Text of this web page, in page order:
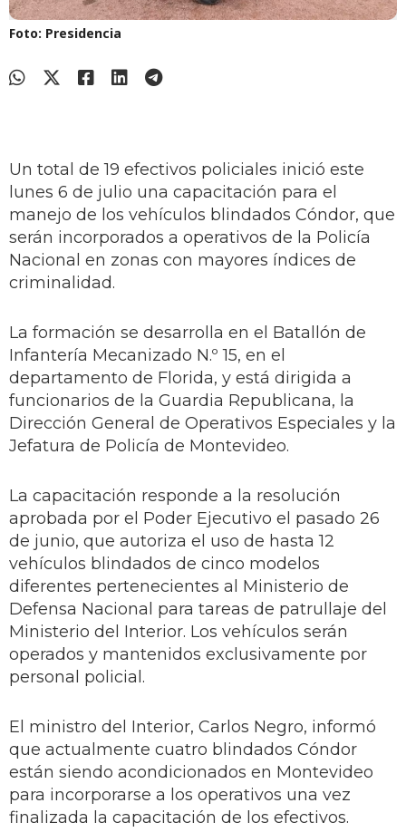
Foto: Presidencia
Un total de 19 efectivos policiales inició este
lunes 6 de julio una capacitación para el
manejo de los vehículos blindados Cóndor, que
serán incorporados a operativos de la Policía
Nacional en zonas con mayores índices de
criminalidad.
La formación se desarrolla en el Batallón de
Infantería Mecanizado N.º 15, en el
departamento de Florida, y está dirigida a
funcionarios de la Guardia Republicana, la
Dirección General de Operativos Especiales y la
Jefatura de Policía de Montevideo.
La capacitación responde a la resolución
aprobada por el Poder Ejecutivo el pasado 26
de junio, que autoriza el uso de hasta 12
vehículos blindados de cinco modelos
diferentes pertenecientes al Ministerio de
Defensa Nacional para tareas de patrullaje del
Ministerio del Interior. Los vehículos serán
operados y mantenidos exclusivamente por
personal policial.
El ministro del Interior, Carlos Negro, informó
que actualmente cuatro blindados Cóndor
están siendo acondicionados en Montevideo
para incorporarse a los operativos una vez
finalizada la capacitación de los efectivos.